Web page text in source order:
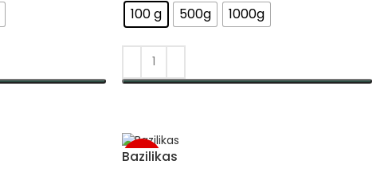
100 g 500g 1000g
-5%
Bazilikas